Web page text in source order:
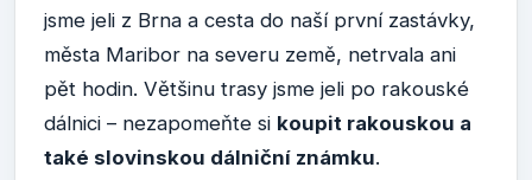
jsme jeli z Brna a cesta do naší první zastávky,
města Maribor na severu země, netrvala ani
pět hodin. Většinu trasy jsme jeli po rakouské
dálnici – nezapomeňte si koupit rakouskou a
také slovinskou dálniční známku.